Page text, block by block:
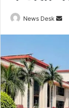
News Desk